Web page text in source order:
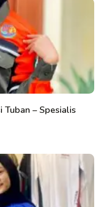
Tuban – Spesialis